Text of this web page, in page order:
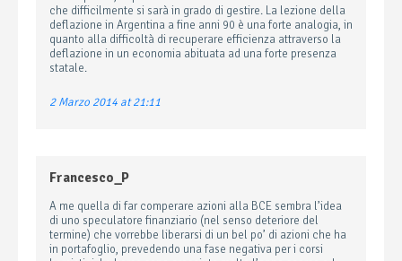
che difficilmente si sarà in grado di gestire. La lezione della
deflazione in Argentina a fine anni 90 è una forte analogia, in
quanto alla difficoltà di recuperare efficienza attraverso la
deflazione in un economia abituata ad una forte presenza
statale.
2 Marzo 2014 at 21:11
Francesco_P
A me quella di far comperare azioni alla BCE sembra l’idea
di uno speculatore finanziario (nel senso deteriore del
termine) che vorrebbe liberarsi di un bel po’ di azioni che ha
in portafoglio, prevedendo una fase negativa per i corsi